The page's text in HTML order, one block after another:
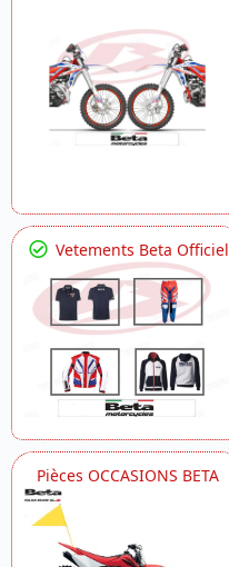
Vetements Beta Officiel
Pièces OCCASIONS BETA